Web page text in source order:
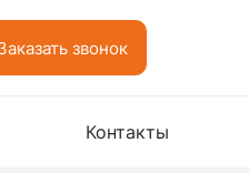
звонок
Контакты